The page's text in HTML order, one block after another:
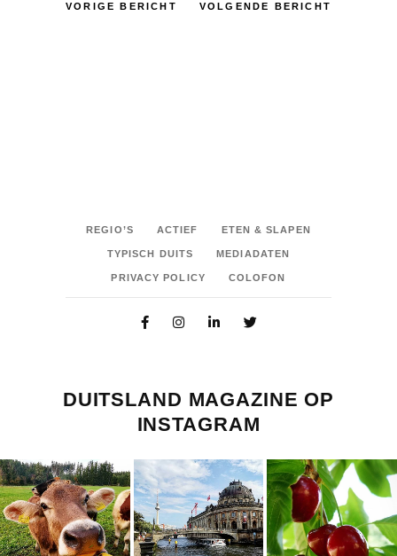
VORIGE BERICHT VOLGENDE BERICHT
REGIO’S ACTIEF ETEN & SLAPEN
TYPISCH DUITS MEDIADATEN
PRIVACY POLICY COLOFON
DUITSLAND MAGAZINE OP
INSTAGRAM